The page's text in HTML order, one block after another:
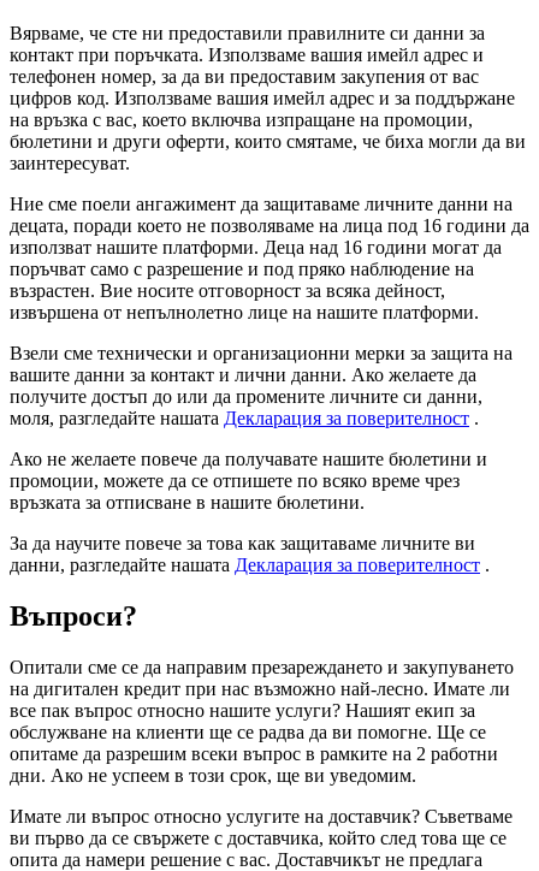
Вярваме, че сте ни предоставили правилните си данни за
контакт при поръчката. Използваме вашия имейл адрес и
телефонен номер, за да ви предоставим закупения от вас
цифров код. Използваме вашия имейл адрес и за поддържане
на връзка с вас, което включва изпращане на промоции,
бюлетини и други оферти, които смятаме, че биха могли да ви
заинтересуват.
Ние сме поели ангажимент да защитаваме личните данни на
децата, поради което не позволяваме на лица под 16 години да
използват нашите платформи. Деца над 16 години могат да
поръчват само с разрешение и под пряко наблюдение на
възрастен. Вие носите отговорност за всяка дейност,
извършена от непълнолетно лице на нашите платформи.
Взели сме технически и организационни мерки за защита на
вашите данни за контакт и лични данни. Ако желаете да
получите достъп до или да промените личните си данни,
моля, разгледайте нашата Декларация за поверителност .
Ако не желаете повече да получавате нашите бюлетини и
промоции, можете да се отпишете по всяко време чрез
връзката за отписване в нашите бюлетини.
За да научите повече за това как защитаваме личните ви
данни, разгледайте нашата Декларация за поверителност .
Въпроси?
Опитали сме се да направим презареждането и закупуването
на дигитален кредит при нас възможно най-лесно. Имате ли
все пак въпрос относно нашите услуги? Нашият екип за
обслужване на клиенти ще се радва да ви помогне. Ще се
опитаме да разрешим всеки въпрос в рамките на 2 работни
дни. Ако не успеем в този срок, ще ви уведомим.
Имате ли въпрос относно услугите на доставчик? Съветваме
ви първо да се свържете с доставчика, който след това ще се
опита да намери решение с вас. Доставчикът не предлага